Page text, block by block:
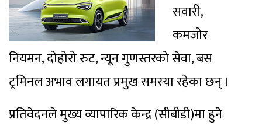
सवारी,
कमजोर
नियमन, दोहोरो रुट, न्यून गुणस्तरको सेवा, बस
ट्रमिनल अभाव लगायत प्रमुख समस्या रहेका छन् ।
प्रतिवेदनले मुख्य व्यापारिक केन्द्र (सीबीडी)मा हुने